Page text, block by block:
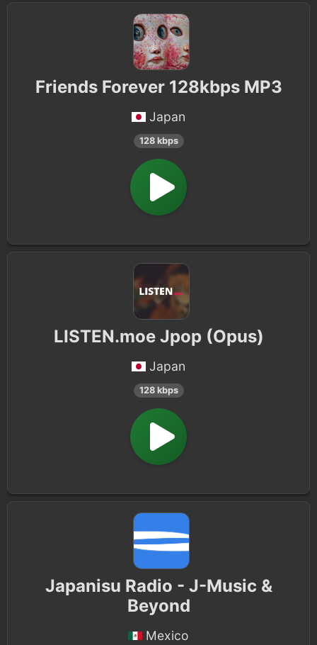
Friends Forever 128kbps MP3
Japan
128 kbps
LISTEN.moe Jpop (Opus)
Japan
128 kbps
Japanisu Radio - J-Music &
Beyond
Mexico